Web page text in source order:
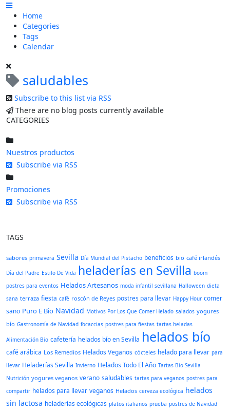
Home
Categories
Tags
Calendar
saludables
Subscribe to this list via RSS
There are no blog posts currently available
CATEGORIES
Nuestros productos
Subscribe via RSS
Promociones
Subscribe via RSS
TAGS
sabores primavera Sevilla Día Mundial del Pistacho beneficios bio café irlandés
Día del Padre Estilo De Vida heladerías en Sevilla boom
postres para eventos Helados Artesanos moda infantil sevillana Halloween dieta
sana terraza fiesta café roscón de Reyes postres para llevar Happy Hour comer
sano Puro E Bio Navidad Motivos Por Los Que Comer Helado salados yogures
bío Gastronomía de Navidad focaccias postres para fiestas tartas heladas
Alimentación Bio cafetería helados bío en Sevilla helados bío
café arábica Los Remedios Helados Veganos cócteles helado para llevar para
llevar Heladerías Sevilla Invierno Helados Todo El Año Tartas Bio Sevilla
Nutrición yogures veganos verano saludables tartas para veganos postres para
compartir helados para llevar veganos Helados cerveza ecológica helados
sin lactosa heladerías ecológicas platos italianos prueba postres de Navidad